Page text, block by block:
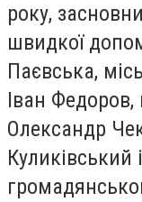
року,
швидкої
Паєвська,
Іван
Олександр
Куликівський